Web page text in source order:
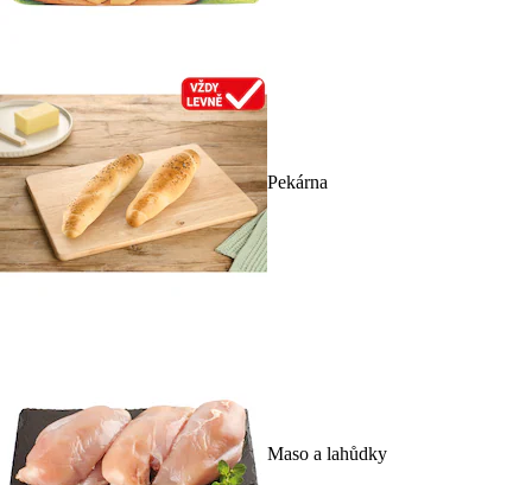
Pekárna
Maso a lahůdky